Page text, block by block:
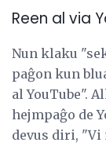
Reen al via
Nun klaku
paĝon kun
al YouTube".
hejmpaĝo de
devus diri, "Vi